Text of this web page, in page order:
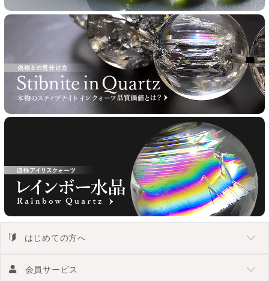
はじめての方へ
会員サービス